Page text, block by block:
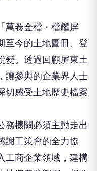
卷金檔・檔耀屏
至今的土地圖冊、登
變。透過回顧屏東土
讓參與的企業界人士
切感受土地歷史檔案
機關必須主動走出
謝工策會的全力協
工商企業領域，建構